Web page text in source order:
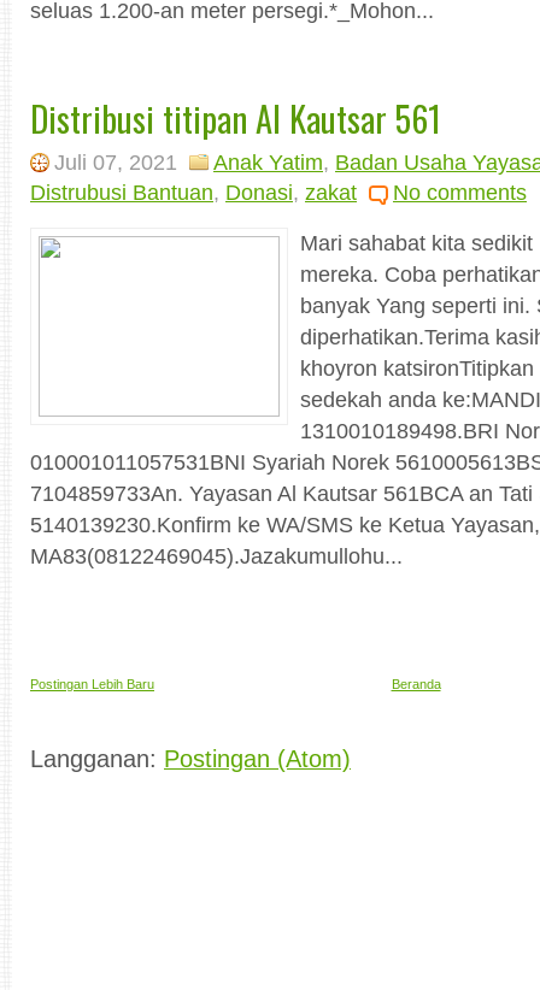
seluas 1.200-an meter persegi.*_Mohon...
Distribusi titipan Al Kautsar 561
Juli 07, 2021 Anak Yatim, Badan Usaha
Distrubusi Bantuan, Donasi, zakat
No comments
Mari sahabat kita
mereka. Coba
banyak Yang seperti ini.
diperhatikan.Terima
khoyron
sedekah anda
1310010189498.BRI
010001011057531BNI Syariah Norek
7104859733An. Yayasan Al Kautsar 561BCA an
5140139230.Konfirm ke WA/SMS ke Ketua
MA83(08122469045).Jazakumullohu...
Postingan Lebih Baru Beranda
Langganan: Postingan (Atom)